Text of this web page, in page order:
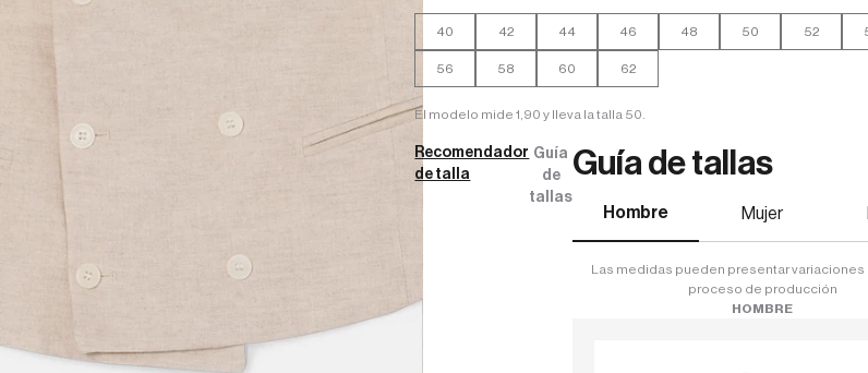
40 42 44 46 48 50 52
56 58 60 62
El modelo mide 1,90 y lleva la talla 50.
Recomendador
de talla
Guía
de
tallas
Guía de tallas
Hombre Mujer
Las medidas pueden presentar
proceso de producción
HOMBRE